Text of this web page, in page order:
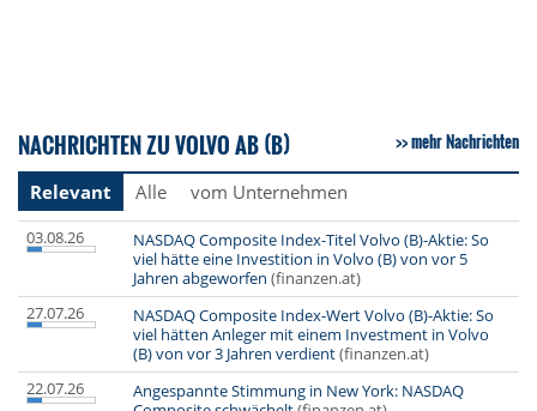
NACHRICHTEN ZU VOLVO AB (B) mehr Nachrichten
Relevant Alle vom Unternehmen
03.08.26
NASDAQ Composite Index-Titel Volvo (B)-Aktie: So
viel hätte eine Investition in Volvo (B) von vor 5
Jahren abgeworfen (finanzen.at)
27.07.26
NASDAQ Composite Index-Wert Volvo (B)-Aktie: So
viel hätten Anleger mit einem Investment in Volvo
(B) von vor 3 Jahren verdient(finanzen.at)
22.07.26
Angespannte Stimmung in New York: NASDAQ